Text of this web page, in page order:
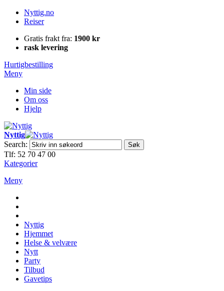
Nyttig.no
Reiser
Gratis frakt fra: 1900 kr
rask levering
Hurtigbestilling
Meny
Min side
Om oss
Hjelp
Nyttig
Search:
Søk
Tlf: 52 70 47 00
Kategorier
Meny
Nyttig
Hjemmet
Helse & velvære
Nytt
Party
Tilbud
Gavetips